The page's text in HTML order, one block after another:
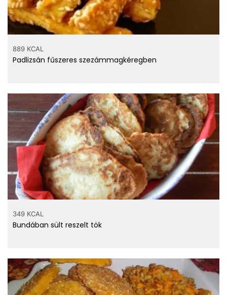
889 KCAL
Padlizsán fűszeres szezámmagkéregben
349 KCAL
Bundában sült reszelt tök